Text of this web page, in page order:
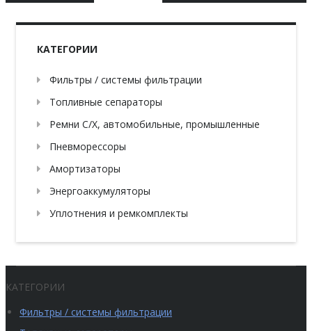
КАТЕГОРИИ
Фильтры / системы фильтрации
Топливные сепараторы
Ремни С/Х, автомобильные, промышленные
Пневморессоры
Амортизаторы
Энергоаккумуляторы
Уплотнения и ремкомплекты
КАТЕГОРИИ
Фильтры / системы фильтрации